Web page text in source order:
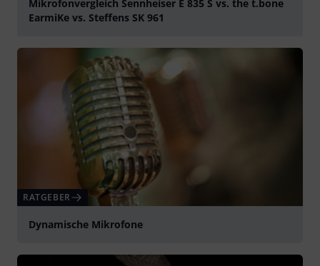
Mikrofonvergleich Sennheiser E 835 S vs. the t.bone
EarmiKe vs. Steffens SK 961
RATGEBER
Dynamische Mikrofone